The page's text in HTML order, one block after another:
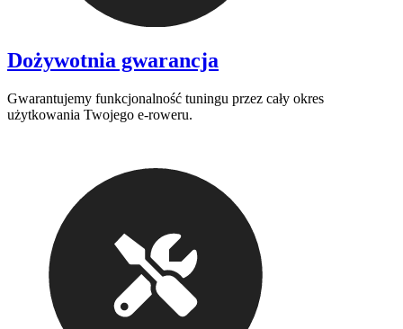
Dożywotnia gwarancja
Gwarantujemy funkcjonalność tuningu przez cały okres
użytkowania Twojego e-roweru.